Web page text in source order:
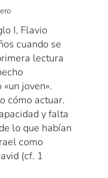
I, Flavio
cuando se
lectura
joven».
cómo actuar.
y falta
lo que habían
como
(cf. 1